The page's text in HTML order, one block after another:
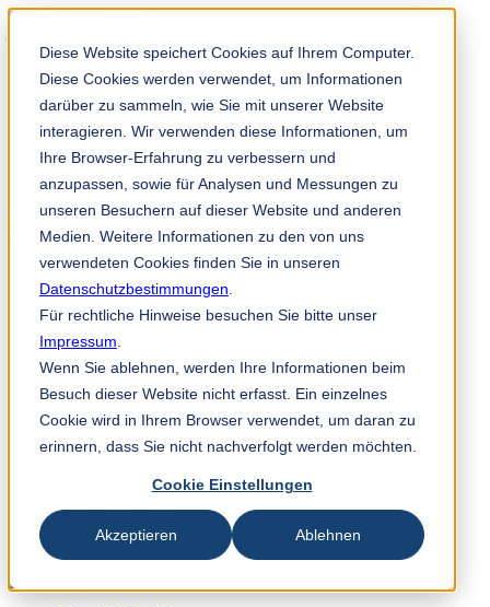
Diese Website speichert Cookies auf Ihrem Computer.
Diese Cookies werden verwendet, um Informationen
darüber zu sammeln, wie Sie mit unserer Website
interagieren. Wir verwenden diese Informationen, um
Ihre Browser-Erfahrung zu verbessern und
anzupassen, sowie für Analysen und Messungen zu
unseren Besuchern auf dieser Website und anderen
Medien. Weitere Informationen zu den von uns
verwendeten Cookies finden Sie in unseren
Datenschutzbestimmungen
Für rechtliche Hinweise besuchen Sie bitte unser
Impressum
Wenn Sie ablehnen, werden Ihre Informationen beim
Besuch dieser Website nicht erfasst. Ein einzelnes
Cookie wird in Ihrem Browser verwendet, um daran zu
erinnern, dass Sie nicht nachverfolgt werden möchten.
Cookie Einstellungen
Akzeptieren Ablehnen
Solution Finder
TKM App
ms
+60 (3) 7875 - 7669
TKM Blades Malaysia Sdn Bhd.
Plaza Kelana Jaya,
Jalan SS 7/13a, Ss 7,
Selangor, Malaysia
tkms@tkmsg.com